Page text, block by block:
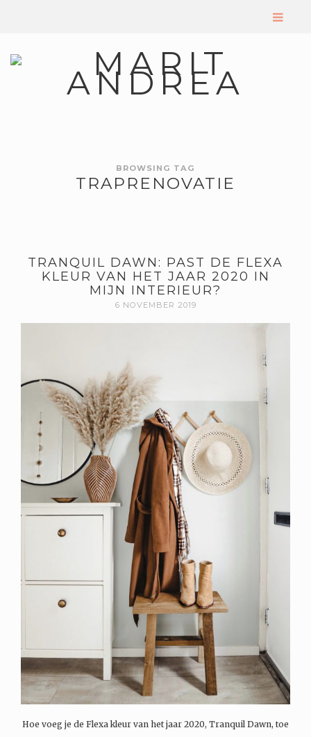
BROWSING TAG
TRAPRENOVATIE
TRANQUIL DAWN: PAST DE FLEXA
KLEUR VAN HET JAAR 2020 IN
MIJN INTERIEUR?
6 NOVEMBER 2019
Hoe voeg je de Flexa kleur van het jaar 2020, Tranquil Dawn, toe